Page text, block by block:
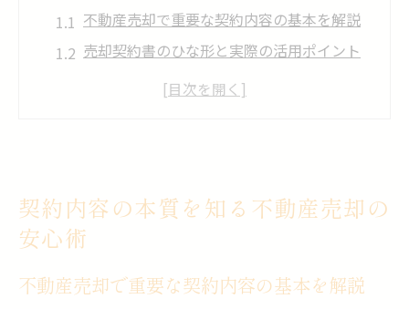
不動産売却で重要な契約内容の基本を解説
売却契約書のひな形と実際の活用ポイント
不動産売却に必要な書類の見本と取得方法
不動産売却に欠かせない売買契約書の要点
雛形や見本で確認する売買契約書の内容
ング
契約内容の本質を知る不動産売却の
安心術
不動産売却で重要な契約内容の基本を解説